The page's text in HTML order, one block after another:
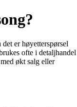
er høyetterspørsel
ofte i detaljhandel
økt salg eller